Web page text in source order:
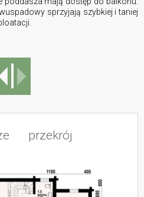
sprzyjają szybkiej i taniej
przekrój